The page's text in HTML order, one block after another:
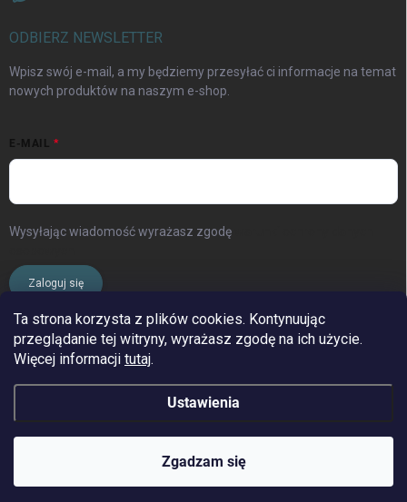
Ta strona korzysta z plików cookies. Kontynuując
przeglądanie tej witryny, wyrażasz zgodę na ich użycie.
Więcej informacji tutaj.
Ustawienia
Zgadzam się
ODBIERZ NEWSLETTER
Wpisz swój e-mail, a my będziemy przesyłać ci informacje na temat
nowych produktów na naszym e-shop.
E-MAIL
Wysyłając wiadomość wyrażasz zgodę
Zaloguj się
www.streleckyraj.cz
| www.streleckyraj.sk
Odbierz zniżkę 42 zł